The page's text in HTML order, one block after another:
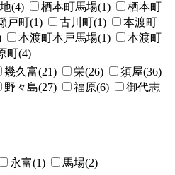
(4) 栖本町馬場(1)
栖本町
戸町(1) 古川町(1)
本渡町
本渡町本戸馬場(1)
本渡町
町(4)
幾久富(21) 栄(26)
須屋(36)
野々島(27) 福原(6)
御代志
永富(1) 馬場(2)